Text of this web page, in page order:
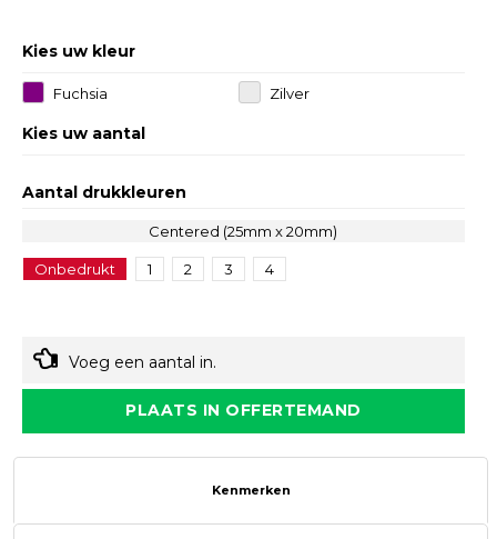
Kies uw kleur
Fuchsia Zilver
Kies uw aantal
Aantal drukkleuren
Centered (25mm x 20mm)
Onbedrukt 1 2 3 4
Voeg een aantal in.
PLAATS IN OFFERTEMAND
Kenmerken